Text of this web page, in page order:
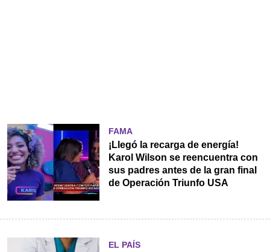
FAMA
¡Llegó la recarga de energía!
Karol Wilson se reencuentra con
sus padres antes de la gran final
de Operación Triunfo USA
EL PAÍS